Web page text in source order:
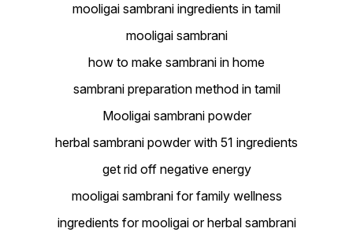
mooligai sambrani ingredients in tamil
mooligai sambrani
how to make sambrani in home
sambrani preparation method in tamil
Mooligai sambrani powder
herbal sambrani powder with 51 ingredients
get rid off negative energy
mooligai sambrani for family wellness
ingredients for mooligai or herbal sambrani